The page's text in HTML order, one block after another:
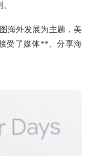
海外发展为主题，美
受了媒体**、分享海